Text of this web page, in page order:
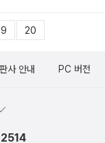
20
사 안내 PC 버전